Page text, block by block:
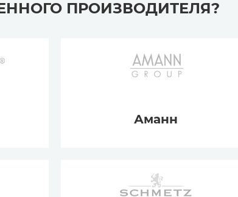
ПРОИЗВОДИТЕЛЯ?
Аманн